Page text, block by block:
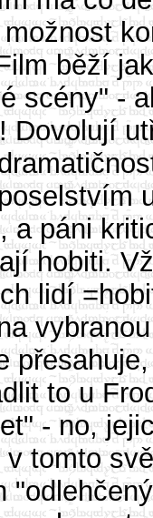
běží
scény" -
Dovolují
páni
hobiti.
lidí
to u
- no,
tomto